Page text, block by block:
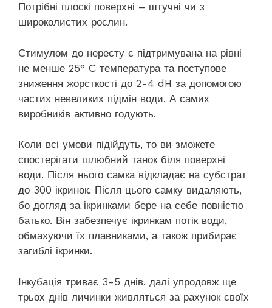
Потрібні плоскі поверхні – штучні чи з
широколистих рослин.
Стимулом до нересту є підтримувана на рівні
не менше 25° С температура та поступове
зниження жорсткості до 2-4 dH за допомогою
частих невеликих підмін води. А самих
виробників активно годують.
Коли всі умови підійдуть, то ви зможете
спостерігати шлюбний танок біля поверхні
води. Після нього самка відкладає на субстрат
до 300 ікринок. Після цього самку видаляють,
бо догляд за ікринками бере на себе повністю
батько. Він забезпечує ікринкам потік води,
обмахуючи їх плавниками, а також прибирає
загиблі ікринки.
Інкубація триває 3-5 днів. далі упродовж ще
трьох днів личинки живляться за рахунок своїх